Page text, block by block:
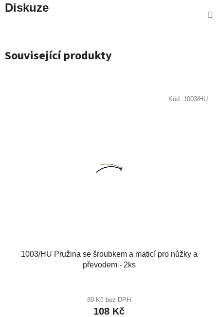
Diskuze
Související produkty
1003/HU Pružina se šroubkem a maticí pro nůžky a
převodem - 2ks
89 Kč bez DPH
108 Kč
Kód: 1003/HU